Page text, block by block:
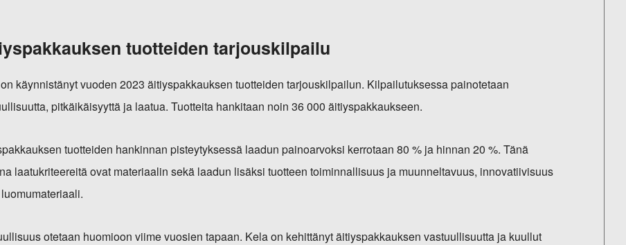
tuotteiden tarjouskilpailu
käynnistänyt vuoden 2023 äitiyspakkauksen tuotteiden tarjouskilpailun. Kilpailutuksessa painotetaan
pitkäikäisyyttä ja laatua. Tuotteita hankitaan noin 36 000 äitiyspakkaukseen.
tuotteiden hankinnan pisteytyksessä laadun painoarvoksi kerrotaan 80 % ja hinnan 20 %. Tänä
laatukriteereitä ovat materiaalin sekä laadun lisäksi tuotteen toiminnallisuus ja muunneltavuus, innovatiivisuus
otetaan huomioon viime vuosien tapaan. Kela on kehittänyt äitiyspakkauksen vastuullisuutta ja kuullut